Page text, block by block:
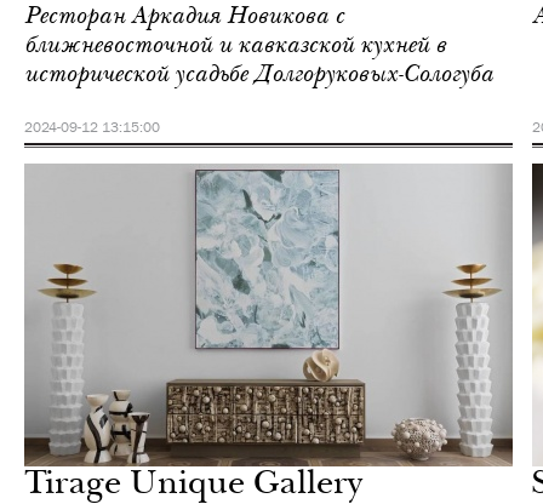
Ресторан Аркадия Новикова с
ближневосточной и кавказской кухней в
исторической усадьбе Долгоруковых-Сологуба
2024-09-12 13:15:00
Tirage Unique Gallery